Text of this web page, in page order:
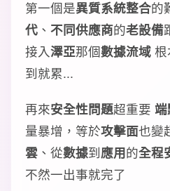
第一個是異質系統整合的
代 、 不同供應商的老設備
接入澤亞那個數據流域
到就累...
再來安全性問題超重要
量暴增，等於攻擊面也變
雲 、從數據到應用的全程
不然一出事就完了